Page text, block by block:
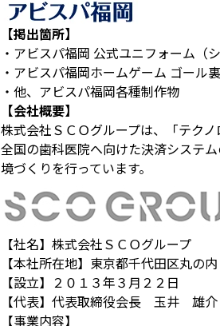
【掲出箇所】
・アビスパ福岡 公式ユニフォーム（
・アビスパ福岡ホームゲーム ゴール
・他、アビスパ福岡各種制作物
【会社概要】
株式会社ＳＣＯグループは、「テク
全国の歯科医院へ向けた決済システ
境づくりを行っています。
【社名】株式会社ＳＣＯグループ
【本社所在地】東京都千代田区丸の
【設立】２０１３年３月２２日
【代表】代表取締役会長 玉井 雄介
【事業内容】